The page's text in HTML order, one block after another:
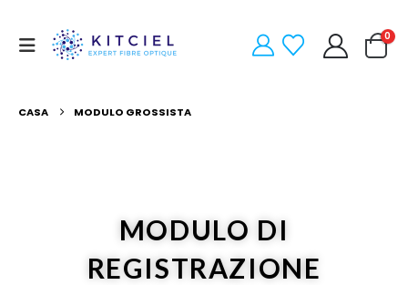
0
CASA MODULO GROSSISTA
MODULO DI
REGISTRAZIONE